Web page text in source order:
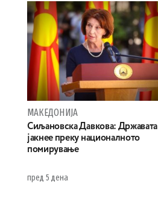
МАКЕДОНИЈА
Сиљановска Давкова: Државата
јакнее преку националното
помирување
пред 5 дена